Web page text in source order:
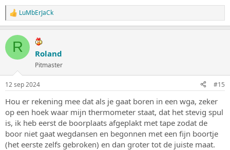
W
a
r
e
i
n
g
e
n
:
LuMbErJaCk
R Roland
Pitmaster
12 sep 2024 #15
Hou er rekening mee dat als je gaat boren in een wga, zeker
op een hoek waar mijn thermometer staat, dat het stevig spul
is, ik heb eerst de boorplaats afgeplakt met tape zodat de
boor niet gaat wegdansen en begonnen met een fijn boortje
(het eerste zelfs gebroken) en dan groter tot de juiste maat.